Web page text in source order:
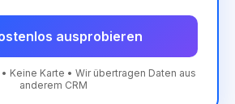
ausprobieren
Keine Karte • Wir übertragen Daten aus
anderem CRM